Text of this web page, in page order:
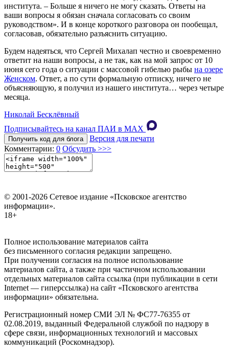
института. – Больше я ничего не могу сказать. Ответы на
ваши вопросы я обязан сначала согласовать со своим
руководством». И в конце короткого разговора он пообещал,
согласовав, обязательно разъяснить ситуацию.
Будем надеяться, что Сергей Михалап честно и своевременно
ответит на наши вопросы, а не так, как на мой запрос от 10
июня сего года о ситуации с массовой гибелью рыбы на озере
Женском. Ответ, а по сути формальную отписку, ничего не
объясняющую, я получил из нашего института… через четыре
месяца.
Николай Бесклёвный
Подписывайтесь на канал ПАИ в MAХ
Получить код для блога
Версия для печати
Комментарии: 0 Обсудить >>>
© 2001-2026 Сетевое издание «Псковское агентство
информации».
18+
Полное использование материалов сайта
без письменного согласия редакции запрещено.
При получении согласия на полное использование
материалов сайта, а также при частичном использовании
отдельных материалов сайта ссылка (при публикации в сети
Internet — гиперссылка) на сайт «Псковского агентства
информации» обязательна.
Регистрационный номер СМИ ЭЛ № ФС77-76355 от
02.08.2019, выданный Федеральной службой по надзору в
сфере связи, информационных технологий и массовых
коммуникаций (Роскомнадзор).